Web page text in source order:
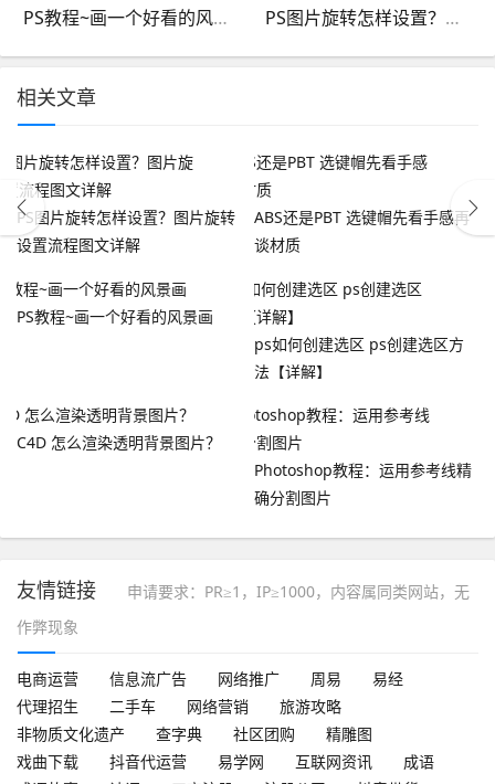
PS教程~画一个好看的风景画 PS图片旋转怎样设置？图片旋转设置流程图文详解
相关文章
PS图片旋转怎样设置？图片旋转
设置流程图文详解
ABS还是PBT 选键帽先看手感再
谈材质
PS教程~画一个好看的风景画
ps如何创建选区 ps创建选区方
法【详解】
C4D 怎么渲染透明背景图片？
Photoshop教程：运用参考线精
确分割图片
友情链接
申请要求：PR≥1，IP≥1000，内容属同类网站，无
作弊现象
电商运营 信息流广告 网络推广 周易
易经
代理招生
二手车 网络营销
旅游攻略
非物质文化遗产
查字典 社区团购
精雕图
戏曲下载
抖音代运营 易学网 互联网资讯
成语